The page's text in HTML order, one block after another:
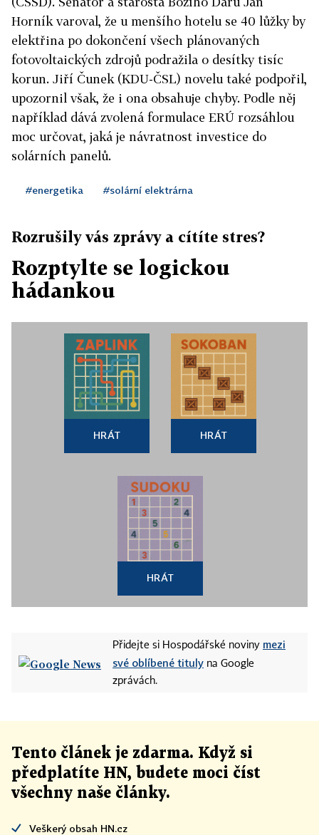
Horník varoval, že u menšího hotelu se 40 lůžky by
elektřina po dokončení všech plánovaných
fotovoltaických zdrojů podražila o desítky tisíc
korun. Jiří Čunek (KDU-ČSL) novelu také podpořil,
upozornil však, že i ona obsahuje chyby. Podle něj
například dává zvolená formulace ERÚ rozsáhlou
moc určovat, jaká je návratnost investice do
solárních panelů.
#energetika #solární elektrárna
Rozrušily vás zprávy a cítíte stres?
Rozptylte se logickou
hádankou
HRÁT HRÁT
HRÁT
Přidejte si Hospodářské noviny mezi
své oblíbené tituly na Google
zprávách.
Tento článek je zdarma. Když si
předplatíte HN, budete moci číst
všechny naše články.
Veškerý obsah HN.cz